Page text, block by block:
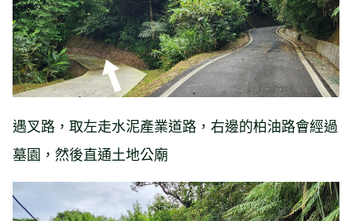
遇叉路，取左走水泥產業道路，右邊的柏油路會經過
墓園，然後直通土地公廟